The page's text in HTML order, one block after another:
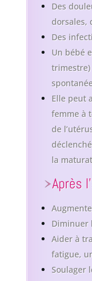
Des
dorsales,
Des
Un bébé
Elle peut
femme à
de
la
Après
Diminuer
Aider à
fatigue,
Soulager